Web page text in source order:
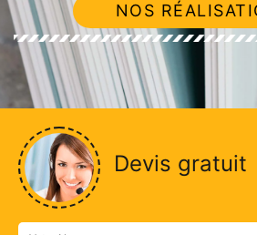
NOS
Devis gratuit